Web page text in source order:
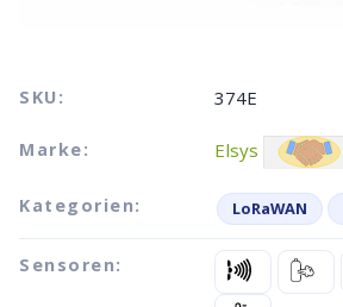
SKU: 374E
Marke: Elsys
Kategorien: LoRaWAN
Sensoren: